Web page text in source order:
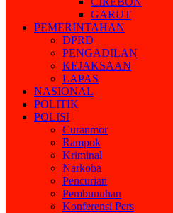
GARUT
PEMERINTAHAN
DPRD
PENGADILAN
KEJAKSAAN
LAPAS
NASIONAL
POLITIK
POLISI
Curanmor
Rampok
Kriminal
Narkoba
Pencurian
Pembunuhan
Konferensi Pers